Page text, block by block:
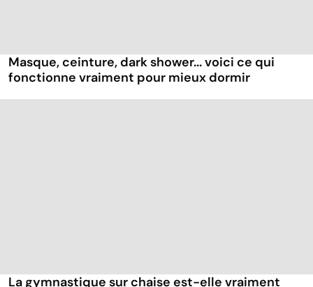
Masque, ceinture, dark shower... voici ce qui
fonctionne vraiment pour mieux dormir
La gymnastique sur chaise est-elle vraiment